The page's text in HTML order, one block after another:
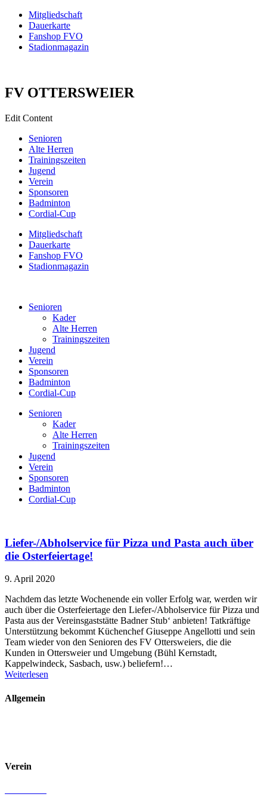
Mitgliedschaft
Dauerkarte
Fanshop FVO
Stadionmagazin
FV OTTERSWEIER
Edit Content
Senioren
Alte Herren
Trainingszeiten
Jugend
Verein
Sponsoren
Badminton
Cordial-Cup
Mitgliedschaft
Dauerkarte
Fanshop FVO
Stadionmagazin
Senioren
Kader
Alte Herren
Trainingszeiten
Jugend
Verein
Sponsoren
Badminton
Cordial-Cup
Senioren
Kader
Alte Herren
Trainingszeiten
Jugend
Verein
Sponsoren
Badminton
Cordial-Cup
Liefer-/Abholservice für Pizza und Pasta auch über
die Osterfeiertage!
9. April 2020
Nachdem das letzte Wochenende ein voller Erfolg war, werden wir
auch über die Osterfeiertage den Liefer-/Abholservice für Pizza und
Pasta aus der Vereinsgaststätte Badner Stub‘ anbieten! Tatkräftige
Unterstützung bekommt Küchenchef Giuseppe Angellotti und sein
Team wieder von den Senioren des FV Ottersweiers, die die
Kunden in Ottersweier und Umgebung (Bühl Kernstadt,
Kappelwindeck, Sasbach, usw.) beliefern!…
Weiterlesen
Allgemein
Verein